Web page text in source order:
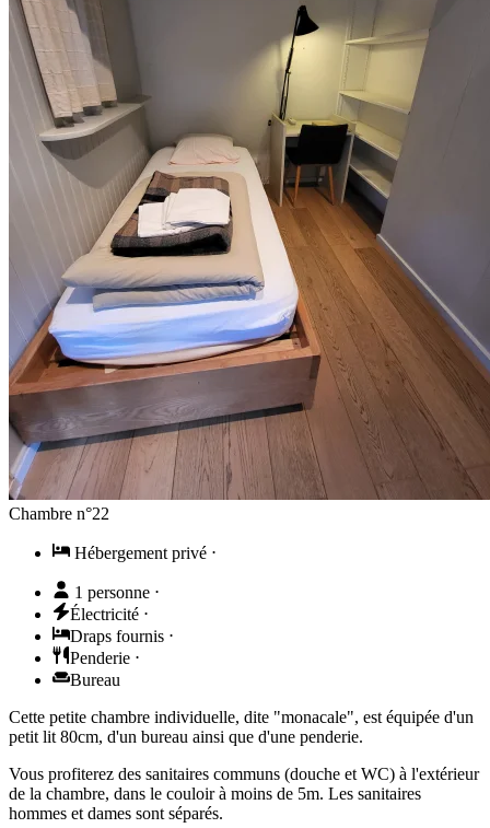
Chambre n°22
Hébergement privé ⋅
1 personne ⋅
Électricité ⋅
Draps fournis ⋅
Penderie ⋅
Bureau
Cette petite chambre individuelle, dite "monacale", est équipée d'un
petit lit 80cm, d'un bureau ainsi que d'une penderie.
Vous profiterez des sanitaires communs (douche et WC) à l'extérieur
de la chambre, dans le couloir à moins de 5m. Les sanitaires
hommes et dames sont séparés.